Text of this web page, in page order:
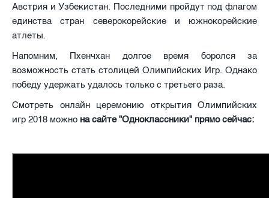
Австрия и Узбекистан. Последними пройдут под флагом
единства стран северокорейские и южнокорейские
атлеты.
Напомним, Пхенчхан долгое время боролся за
возможность стать столицей Олимпийских Игр. Однако
победу удержать удалось только с третьего раза.
Смотреть онлайн церемонию открытия Олимпийских
игр 2018 можно на сайте "Одноклассники" прямо сейчас: